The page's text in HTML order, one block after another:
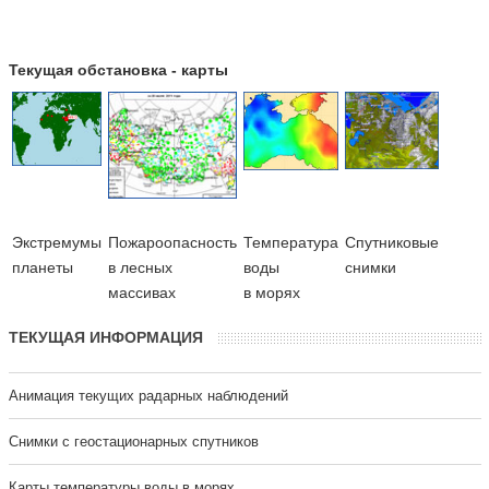
Текущая обстановка - карты
Экстремумы
планеты
Пожароопасность
в лесных
массивах
Температура
воды
в морях
Cпутниковые
снимки
ТЕКУЩАЯ ИНФОРМАЦИЯ
Анимация текущих радарных наблюдений
Cнимки с геостационарных спутников